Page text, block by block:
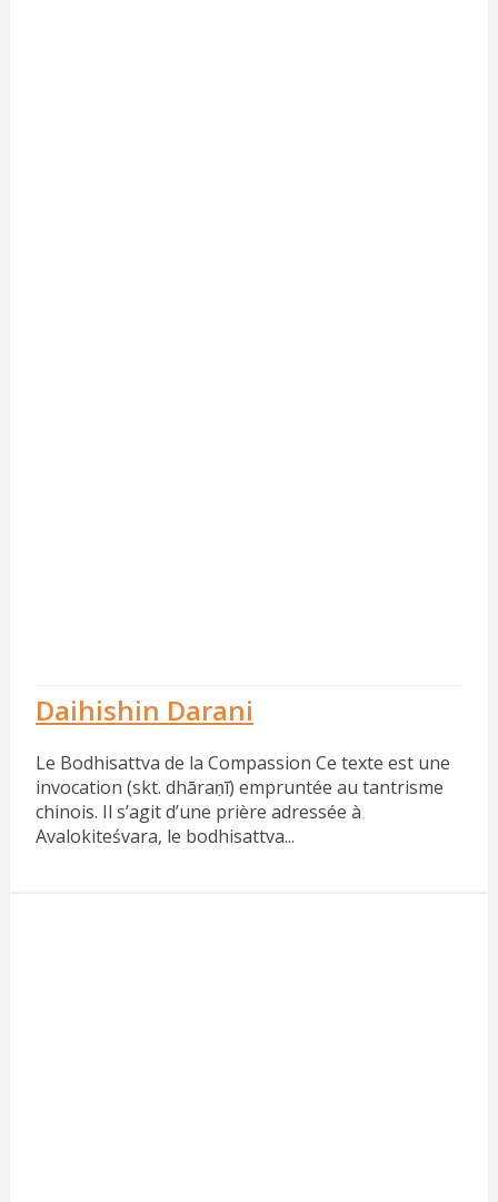
Daihishin Darani
Le Bodhisattva de la Compassion Ce texte est une
invocation (skt. dhāraṇī) empruntée au tantrisme
chinois. Il s’agit d’une prière adressée à
Avalokiteśvara, le bodhisattva...